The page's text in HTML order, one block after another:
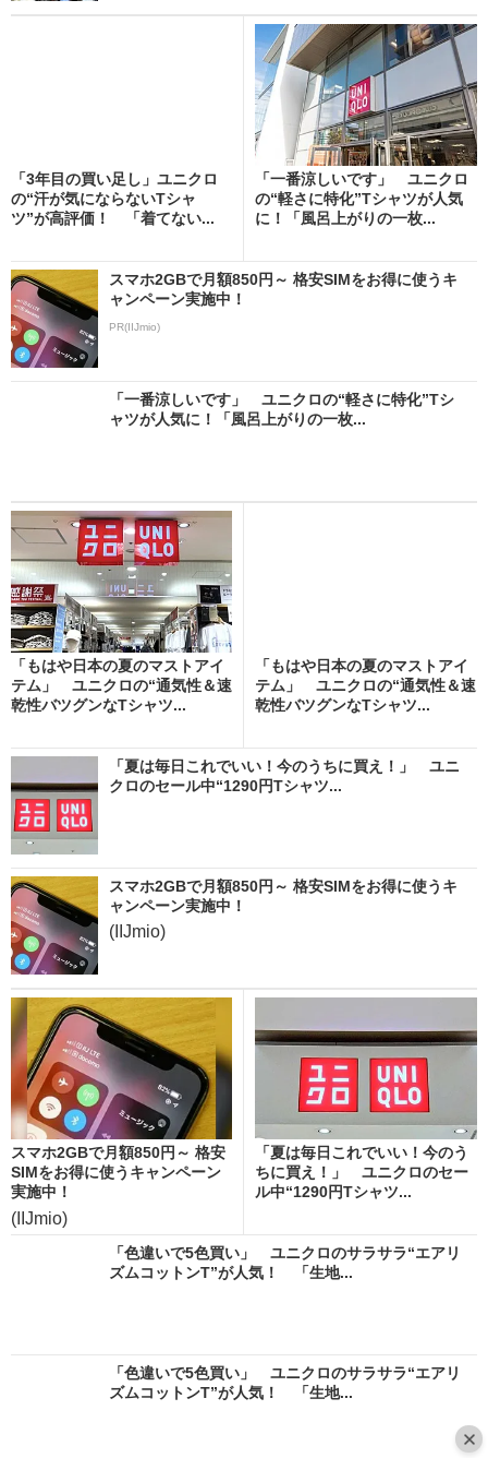
「3年目の買い足し」ユニクロ
の“汗が気にならないTシャ
ツ”が高評価！ 「着てない...
「一番涼しいです」 ユニクロ
の“軽さに特化”Tシャツが人気
に！「風呂上がりの一枚...
スマホ2GBで月額850円～ 格安SIMをお得に使うキ
ャンペーン実施中！
PR(IIJmio)
「一番涼しいです」 ユニクロの“軽さに特化”Tシ
ャツが人気に！「風呂上がりの一枚...
「もはや日本の夏のマストアイ
テム」 ユニクロの“通気性＆速
乾性バツグンなTシャツ...
「もはや日本の夏のマストアイ
テム」 ユニクロの“通気性＆速
乾性バツグンなTシャツ...
「夏は毎日これでいい！今のうちに買え！」 ユニ
クロのセール中“1290円Tシャツ...
スマホ2GBで月額850円～ 格安SIMをお得に使うキ
ャンペーン実施中！
(IIJmio)
スマホ2GBで月額850円～ 格安
SIMをお得に使うキャンペーン
実施中！
(IIJmio)
「夏は毎日これでいい！今のう
ちに買え！」 ユニクロのセー
ル中“1290円Tシャツ...
「色違いで5色買い」 ユニクロのサラサラ“エアリ
ズムコットンT”が人気！ 「生地...
「色違いで5色買い」 ユニクロのサラサラ“エアリ
ズムコットンT”が人気！ 「生地...